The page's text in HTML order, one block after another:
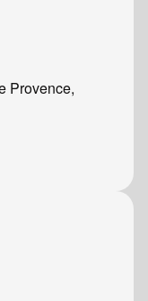
Provence,